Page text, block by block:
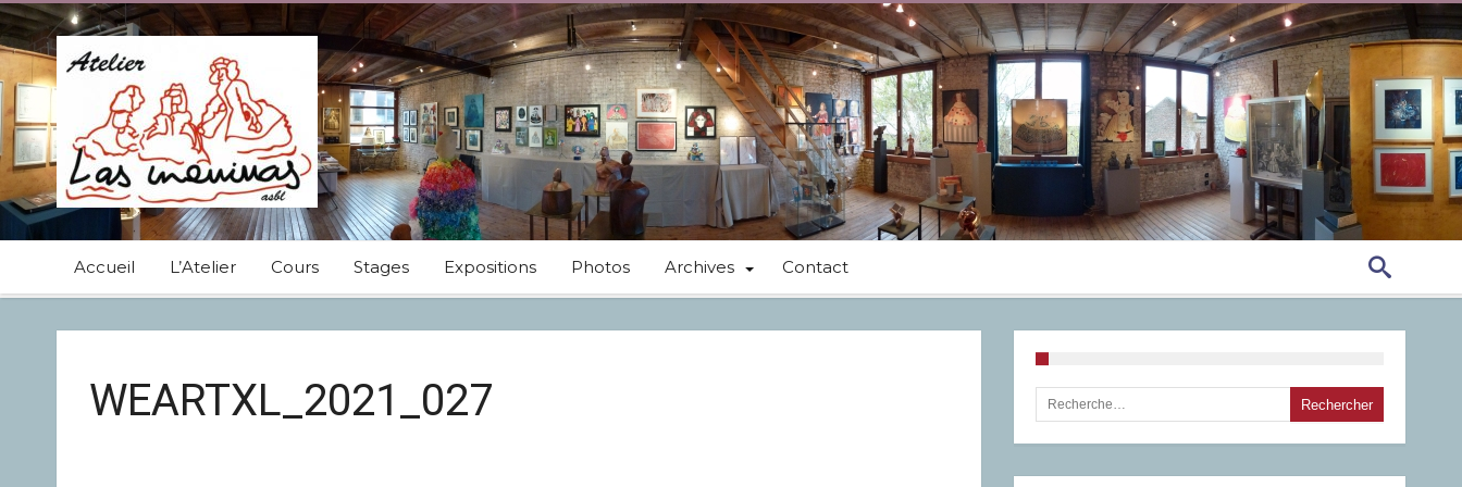
Accueil L’Atelier Cours Stages Expositions Photos Archives Contact
WEARTXL_2021_027 Rechercher :